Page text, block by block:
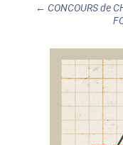
navigation
← CONCOURS de